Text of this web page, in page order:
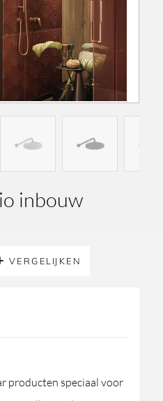
inbouw
VERGELIJKEN
producten speciaal voor